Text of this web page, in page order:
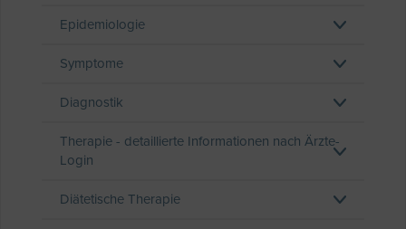
Epidemiologie
Symptome
Diagnostik
Therapie - detaillierte Informationen nach Ärzte-
Login
Diätetische Therapie